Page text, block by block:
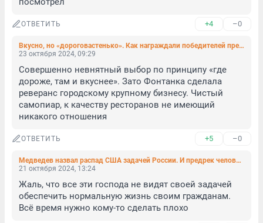
ОТВЕТИТЬ +4 –0
Вкусно, но «дороговастенько». Как награждали победителей премии Lemon Guide
23 октября 2024, 09:29
Совершенно невнятный выбор по принципу «где
дороже, там и вкуснее». Зато Фонтанка сделала
реверанс городскому крупному бизнесу. Чистый
самопиар, к качеству ресторанов не имеющий
никакого отношения
ОТВЕТИТЬ +5 –0
Медведев назвал распад США задачей России. И предрек человечеству тотальную войну до истребления
21 октября 2024, 13:24
Жаль, что все эти господа не видят своей задачей
обеспечить нормальную жизнь своим гражданам.
Всё время нужно кому-то сделать плохо